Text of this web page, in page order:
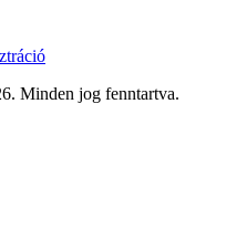
Minden jog fenntartva.